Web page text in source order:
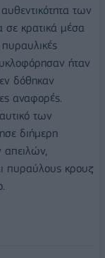
των
σε κρατικά μέσα
ήταν
δόθηκαν
αναφορές.
των
διήμερη
απειλών,
πυραύλους κρουζ